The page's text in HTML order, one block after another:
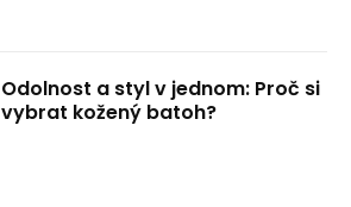
Odolnost a styl v jednom: Proč si
vybrat kožený batoh?